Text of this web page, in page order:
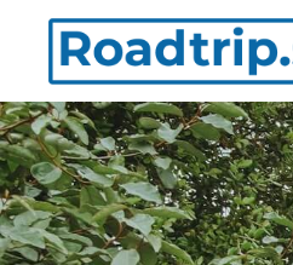
Hoppa
huvudnavigering
Hoppa
huvudinnehåll
Hoppa
primära
sidofältet
Roadtrip